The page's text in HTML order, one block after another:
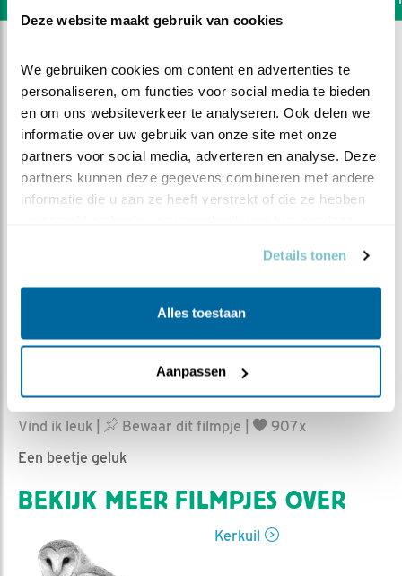
Deze website maakt gebruik van cookies
We gebruiken cookies om content en advertenties te
personaliseren, om functies voor social media te bieden
en om ons websiteverkeer te analyseren. Ook delen we
informatie over uw gebruik van onze site met onze
partners voor social media, adverteren en analyse. Deze
partners kunnen deze gegevens combineren met andere
informatie die u aan ze heeft verstrekt of die ze hebben
Details tonen
Alles toestaan
Aanpassen
DEEL DIT FILMPJE
Een gelukkige pimpelmees
Ed Hoogkamer | Geplaatst op 4 maart 2021, 9:57 |
Vind ik leuk
Bewaar dit filmpje
907x
Een beetje geluk
BEKIJK MEER FILMPJES OVER
Kerkuil